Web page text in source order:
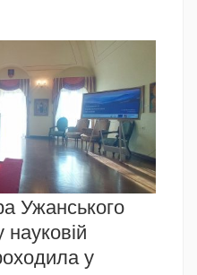
Ужанського
у